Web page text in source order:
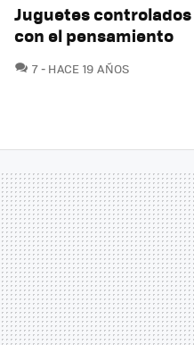
Juguetes controlados
con el pensamiento
7COMENTARIOS
HACE 19 AÑOS